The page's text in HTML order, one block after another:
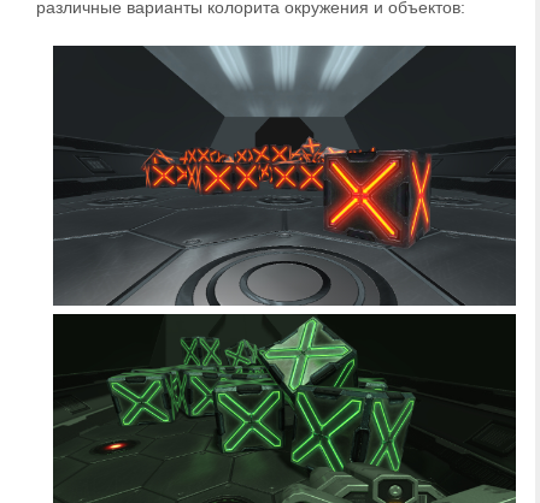
различные варианты колорита окружения и объектов: